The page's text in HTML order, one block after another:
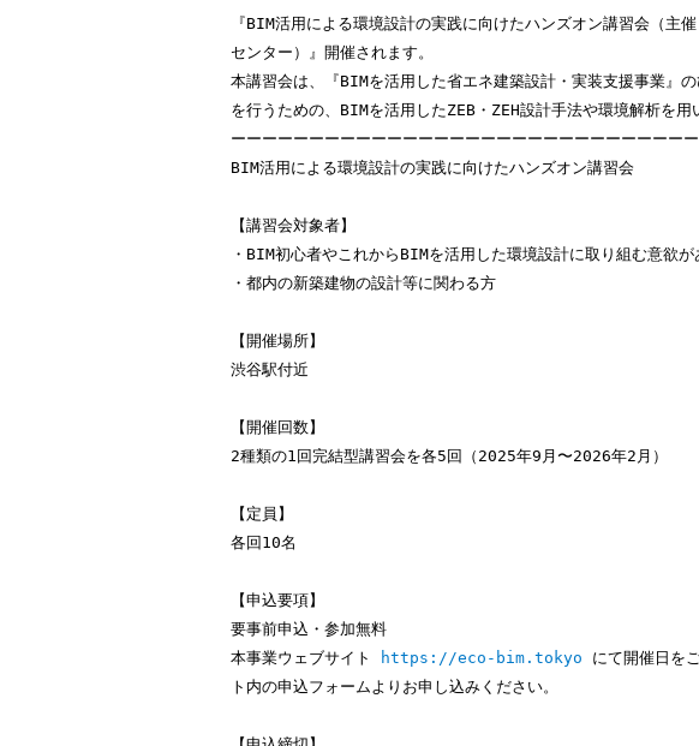
『BIM活⽤による環境設計の実践に向けたハンズオン講習会（
センター）』開催されます。
本講習会は、『BIMを活⽤した省エネ建築設計・実装⽀援事業』
を⾏うための、BIMを活⽤したZEB・ZEH設計⼿法や環境解析を⽤
ーーーーーーーーーーーーーーーーーーーーーーーーーーーーーー
BIM活⽤による環境設計の実践に向けたハンズオン講習会
【講習会対象者】
・BIM初⼼者やこれからBIMを活⽤した環境設計に取り組む意欲が
・都内の新築建物の設計等に関わる⽅
【開催場所】
渋⾕駅付近
【開催回数】
2種類の1回完結型講習会を各5回（2025年9⽉〜2026年2⽉）
【定員】
各回10名
【申込要項】
要事前申込・参加無料
本事業ウェブサイト
https://eco-bim.tokyo にて開催⽇を
ト内の申込フォームよりお申し込みください。